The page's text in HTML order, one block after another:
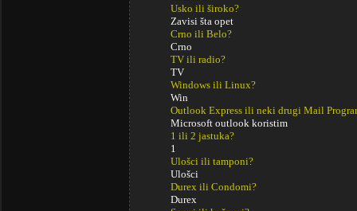
Usko ili široko?
Zavisi šta opet
Crno ili Belo?
Crno
TV ili radio?
TV
Windows ili Linux?
Win
Outlook Express ili neki drugi Mail
Microsoft outlook koristim
1 ili 2 jastuka?
1
Ulošci ili tamponi?
Ulošci
Durex ili Condomi?
Durex